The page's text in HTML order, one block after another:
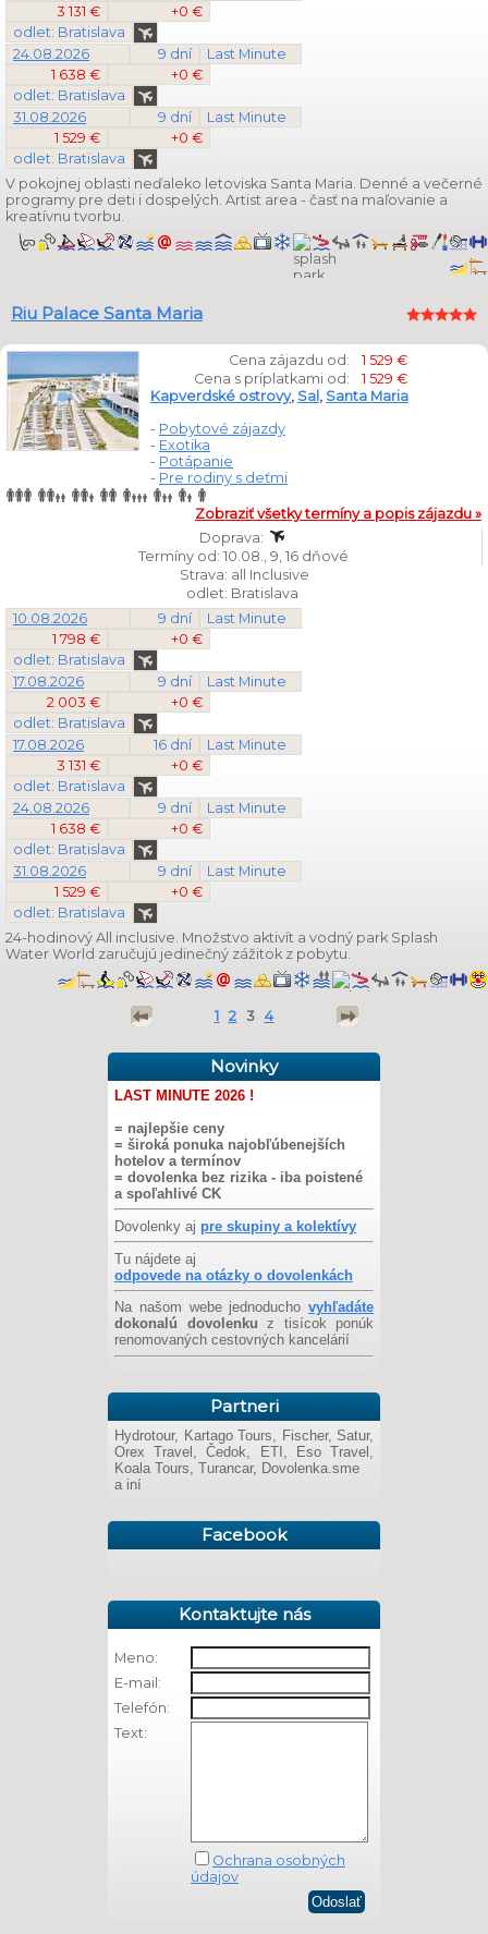
3 131 €
+0 €
odlet: Bratislava
24.08.2026
9 dní
Last Minute
1 638 €
+0 €
odlet: Bratislava
31.08.2026
9 dní
Last Minute
1 529 €
+0 €
odlet: Bratislava
V pokojnej oblasti neďaleko letoviska Santa Maria. Denné a večerné
programy pre deti i dospelých. Artist area - časť na maľovanie a
kreatívnu tvorbu.
Riu Palace Santa Maria
Cena zájazdu od:
1 529 €
Cena s príplatkami od:
1 529 €
Kapverdské ostrovy, Sal , Santa Maria
- Pobytové zájazdy
- Exotika
- Potápanie
- Pre rodiny s deťmi
Zobraziť všetky termíny a popis zájazdu »
Doprava:
Termíny od: 10.08., 9, 16 dňové
Strava: all Inclusive
odlet: Bratislava
10.08.2026
9 dní
Last Minute
1 798 €
+0 €
odlet: Bratislava
17.08.2026
9 dní
Last Minute
2 003 €
+0 €
odlet: Bratislava
17.08.2026
16 dní
Last Minute
3 131 €
+0 €
odlet: Bratislava
24.08.2026
9 dní
Last Minute
1 638 €
+0 €
odlet: Bratislava
31.08.2026
9 dní
Last Minute
1 529 €
+0 €
odlet: Bratislava
24-hodinový All inclusive. Množstvo aktivít a vodný park Splash
Water World zaručujú jedinečný zážitok z pobytu.
1 2 3 4
Novinky
LAST MINUTE 2026 !
= najlepšie ceny
= široká ponuka najobľúbenejších
hotelov a termínov
= dovolenka bez rizika - iba poistené
a spoľahlivé CK
Dovolenky aj pre skupiny a kolektívy
Tu nájdete aj
odpovede na otázky o dovolenkách
Na našom webe jednoducho vyhľadáte
dokonalú dovolenku z tisícok ponúk
renomovaných cestovných kancelárií
Partneri
Hydrotour, Kartago Tours, Fischer, Satur,
Orex Travel, Čedok, ETI, Eso Travel,
Koala Tours, Turancar, Dovolenka.sme
a iní
Facebook
Kontaktujte nás
Meno:
E-mail:
Telefón:
Text:
Ochrana osobných
údajov